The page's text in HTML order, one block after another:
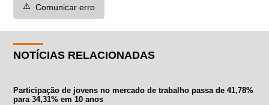
⚠️ Comunicar erro
NOTÍCIAS RELACIONADAS
Participação de jovens no mercado de trabalho passa de 41,78%
para 34,31% em 10 anos